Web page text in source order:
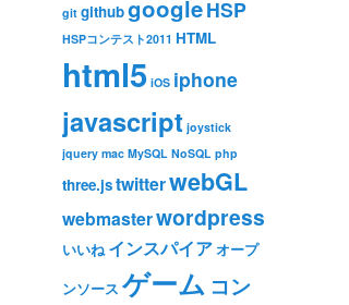
git githubgoogleHSP
HSPコンテスト2011 HTML
html5 iOS iphone
javascript joystick
jquery mac MySQL NoSQL php
three.jstwitterwebGL
webmasterwordpress
いいね インスパイアオープ
ンソース ゲーム コン